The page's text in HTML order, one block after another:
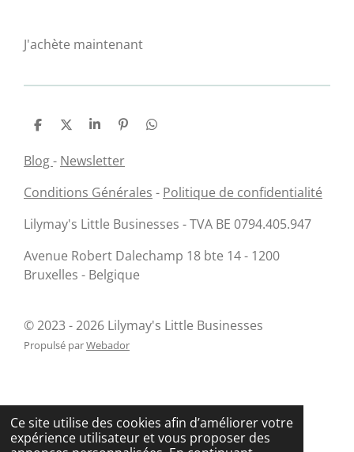
Ce site utilise des cookies afin d’améliorer votre
expérience utilisateur et vous proposer des
J'achète maintenant
P
t
g
P
r
t
g
r
P
r
t
g
r
É
n
l
P
g
Blog- Newsletter
Conditions Générales - Politique de confidentialité
Lilymay's Little Businesses - TVA BE 0794.405.947
Avenue Robert Dalechamp 18 bte 14 - 1200
Bruxelles - Belgique
© 2023 - 2026 Lilymay's Little Businesses
Propulsé parWebador